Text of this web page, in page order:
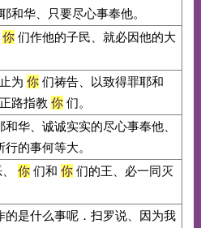
和华、只要尽心事奉他。
你们作他的子民、就必因他的大
为 你们祷告、以致得罪耶和
路指教 你们。
华、诚诚实实的尽心事奉他、
的事何等大。
你们和 你们的王、必一同灭
的是什么事呢．扫罗说、因为我